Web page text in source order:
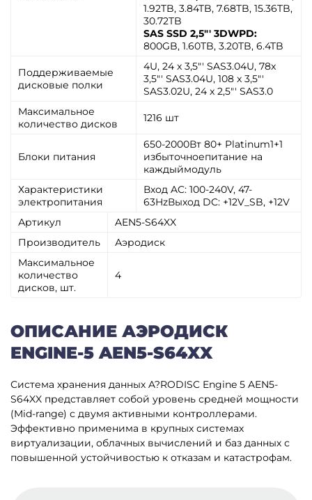
1.92TB, 3.84TB, 7.68TB, 15.36TB,
30.72TB
SAS SSD 2,5"' 3DWPD:
800GB, 1.60TB, 3.20TB, 6.4TB
Поддерживаемые
дисковые полки
4U, 24 x 3,5"' SAS3.04U, 78x
3,5"' SAS3.04U, 108 x 3,5"'
SAS3.02U, 24 x 2,5"' SAS3.0
Максимальное
количество дисков
1216 шт
Блоки питания
650-2000Вт 80+ Platinum1+1
избыточноепитание на
каждыймодуль
Характеристики
электропитания
Вход AC: 100-240V, 47-
63HzВыход DC: +12V_SB, +12V
Артикул
AEN5-S64XX
Производитель
Аэродиск
Максимальное
количество
дисков, шт.
4
ОПИСАНИЕ АЭРОДИСК
ENGINE-5 AEN5-S64XX
Система хранения данных A?RODISC Engine 5 AEN5-
S64XX представляет собой уровень средней мощности
(Mid-range) с двумя активными контроллерами.
Эффективно применима в крупных системах
виртуализации, облачных вычислений и баз данных с
повышенной устойчивостью к отказам и катастрофам.